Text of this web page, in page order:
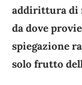
addirittura di
da dove
spiegazione
solo frutto